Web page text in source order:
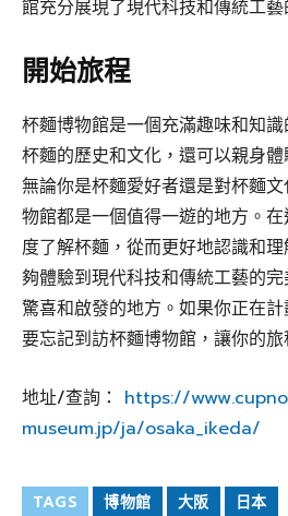
館充分展現了現代科技和傳統工藝
開始旅程
杯麵博物館是一個充滿趣味和知
杯麵的歷史和文化，還可以親身
無論你是杯麵愛好者還是對杯麵
物館都是一個值得一遊的地方。
度了解杯麵，從而更好地認識和
夠體驗到現代科技和傳統工藝的
驚喜和啟發的地方。如果你正在
要忘記到訪杯麵博物館，讓你的旅
地址/查詢： https://
museum.jp/ja/osaka_ikeda/
TAGS 博物館 大阪 日本